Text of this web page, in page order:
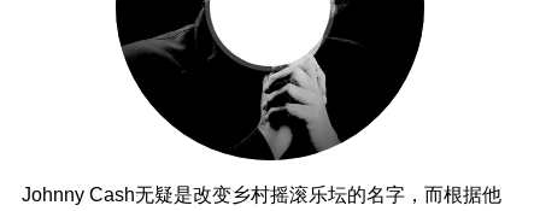
Johnny Cash无疑是改变乡村摇滚乐坛的名字，而根据他